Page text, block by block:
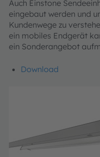
Auch Einstone
eingebaut werden und
Kundenwege zu
ein mobiles Endgerät
ein Sonderangebot
Download